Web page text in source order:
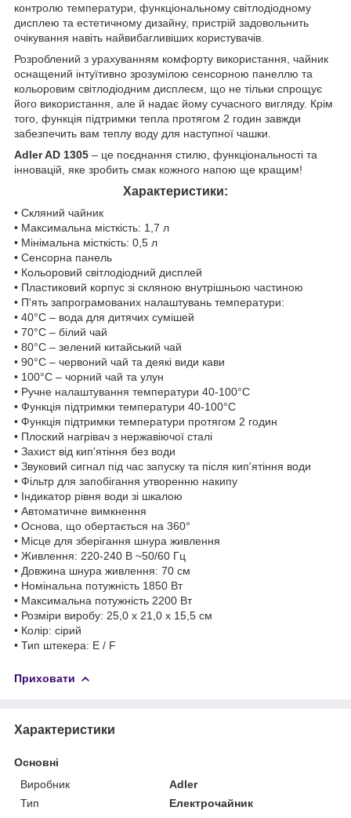
контролю температури, функціональному світлодіодному
дисплею та естетичному дизайну, пристрій задовольнить
очікування навіть найвибагливіших користувачів.
Розроблений з урахуванням комфорту використання, чайник
оснащений інтуїтивно зрозумілою сенсорною панеллю та
кольоровим світлодіодним дисплеєм, що не тільки спрощує
його використання, але й надає йому сучасного вигляду. Крім
того, функція підтримки тепла протягом 2 годин завжди
забезпечить вам теплу воду для наступної чашки.
Adler AD 1305 – це поєднання стилю, функціональності та
інновацій, яке зробить смак кожного напою ще кращим!
Характеристики:
• Скляний чайник
• Максимальна місткість: 1,7 л
• Мінімальна місткість: 0,5 л
• Сенсорна панель
• Кольоровий світлодіодний дисплей
• Пластиковий корпус зі скляною внутрішньою частиною
• П'ять запрограмованих налаштувань температури:
• 40°C – вода для дитячих сумішей
• 70°C – білий чай
• 80°C – зелений китайський чай
• 90°C – червоний чай та деякі види кави
• 100°C – чорний чай та улун
• Ручне налаштування температури 40-100°C
• Функція підтримки температури 40-100°C
• Функція підтримки температури протягом 2 годин
• Плоский нагрівач з нержавіючої сталі
• Захист від кип'ятіння без води
• Звуковий сигнал під час запуску та після кип'ятіння води
• Фільтр для запобігання утворенню накипу
• Індикатор рівня води зі шкалою
• Автоматичне вимкнення
• Основа, що обертається на 360°
• Місце для зберігання шнура живлення
• Живлення: 220-240 В ~50/60 Гц
• Довжина шнура живлення: 70 см
• Номінальна потужність 1850 Вт
• Максимальна потужність 2200 Вт
• Розміри виробу: 25,0 x 21,0 x 15,5 см
• Колір: сірий
• Тип штекера: E / F
Приховати
Характеристики
Основні
Виробник
Adler
Тип
Електрочайник